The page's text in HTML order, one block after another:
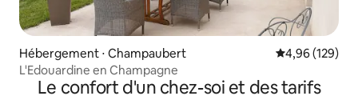
Hébergement ⋅ Champaubert Évaluation
4,96 (129)
L'Edouardine en Champagne
Le confort d'un chez-soi et des tarifs